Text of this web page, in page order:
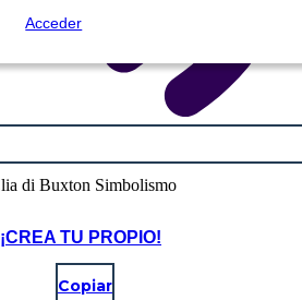
Acceder
¡CREA TU PROPIO!
Copiar